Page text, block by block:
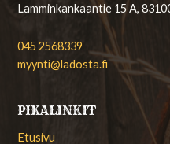
Lamminkankaantie 15 A,
045 2568339
myynti@ladosta.fi
PIKALINKIT
Etusivu